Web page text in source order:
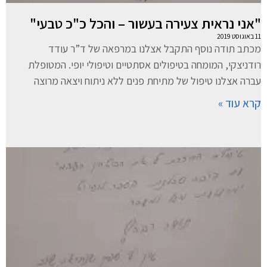
"אני נראית צעירה בעשור – והכל כ"כ טבעי"
11 באוגוסט 2019
מכתב תודה נוסף התקבל אצלנו במרפאה של ד”ר עודד
רודניצקי, המומחה בטיפולים אסתטיים וטיפולי יופי. המטופלת
עברה אצלנו טיפול של מתיחת פנים ללא ניתוח ויצאה מרוצה
קרא עוד »